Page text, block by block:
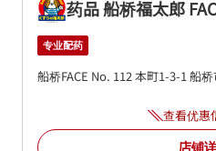
药品 船桥福太郎
专业配药
船桥FACE No. 112 本町1-3-1 船
查看优惠
店铺